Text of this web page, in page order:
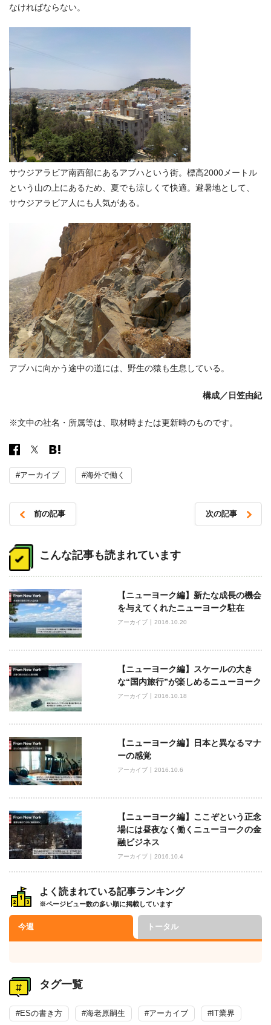
なければならない。
サウジアラビア南西部にあるアブハという街。標高2000メートル
という山の上にあるため、夏でも涼しくて快適。避暑地として、
サウジアラビア人にも人気がある。
アブハに向かう途中の道には、野生の猿も生息している。
構成／ 日笠由紀
※文中の社名・所属等は、取材時または更新時のものです。
#アーカイブ #海外で働く
稿
ナ
ゲ
ー
シ
ョ
ン
前の記事 次の記事
こんな記事も読まれています
【ニューヨーク編】新たな成長の機会
を与えてくれたニューヨーク駐在
アーカイブ 2016.10.20
【ニューヨーク編】スケールの大き
な“国内旅行”が楽しめるニューヨーク
アーカイブ 2016.10.18
【ニューヨーク編】日本と異なるマナ
ーの感覚
アーカイブ 2016.10.6
【ニューヨーク編】ここぞという正念
場には昼夜なく働くニューヨークの金
融ビジネス
アーカイブ 2016.10.4
よく読まれている記事ランキング
※ページビュー数の多い順に掲載しています
今週 トータル
タグ一覧
#ESの書き方 #海老原嗣生 #アーカイブ #IT業界